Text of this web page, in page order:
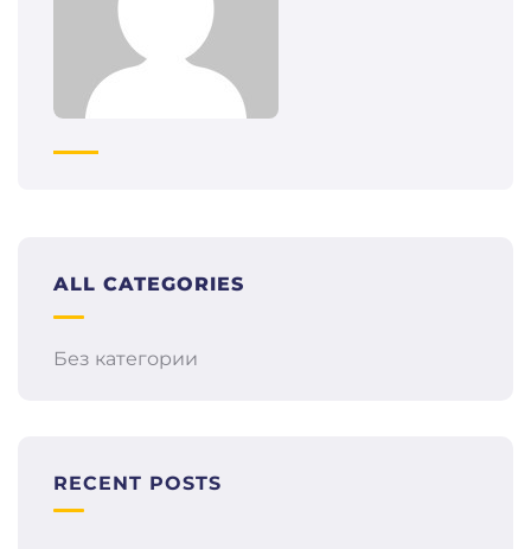
ALL CATEGORIES
Без категории
RECENT POSTS